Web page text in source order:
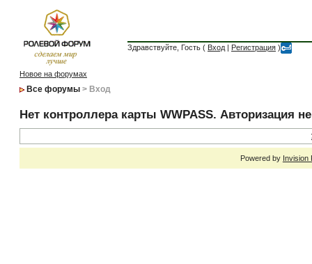
Здравствуйте, Гость ( Вход | Регистрация )
Новое на форумах
Все форумы > Вход
Нет контроллера карты WWPASS. Авторизация
Powered by Invision